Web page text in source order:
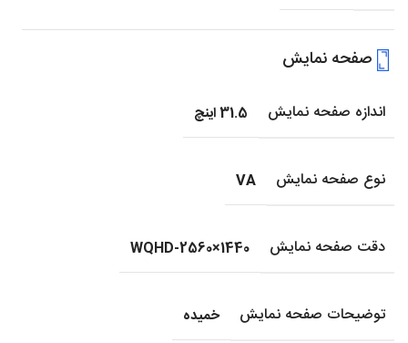
صفحه نمایش
اندازه صفحه نمایش 31.5 اینچ
نوع صفحه نمایش VA
دقت صفحه نمایش WQHD-2560×1440
توضیحات صفحه نمایش خمیده